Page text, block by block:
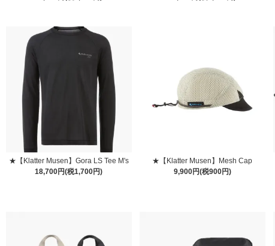
★【Klatter Musen】Gora LS Tee M's
18,700円(税1,700円)
★【Klatter Musen】Mesh Cap
9,900円(税900円)